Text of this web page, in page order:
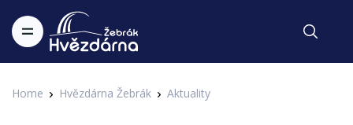
Home Hvězdárna Žebrák Aktuality